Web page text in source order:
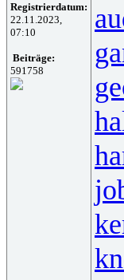
Registrierdatum:
22.11.2023,
07:10
Beiträge:
591758